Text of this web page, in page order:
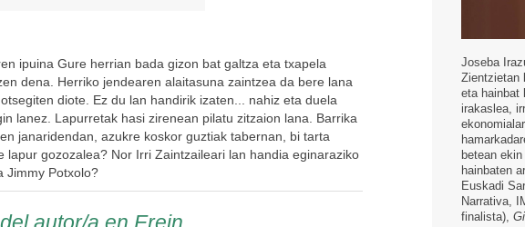
ipuina Gure herrian bada gizon bat galtza eta txapela
dena. Herriko jendearen alaitasuna zaintzea da bere lana
diote. Ez du lan handirik izaten... nahiz eta duela
lanez. Lapurretak hasi zirenean pilatu zitzaion lana. Barrika
janaridendan, azukre koskor guztiak tabernan, bi tarta
lapur gozozalea? Nor Irri Zaintzaileari lan handia eginaraziko
Jimmy Potxolo?
autor/a en Erein
Joseba
Zientzietan
eta hainbat
irakaslea,
betean
hainbaten
Euskadi
Narrativa,
finalista),